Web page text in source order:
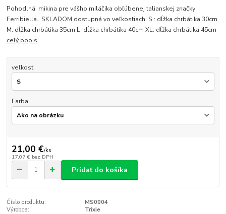
Pohodlná mikina pre vášho miláčika obľúbenej talianskej značky
Ferribiella. SKLADOM dostupná vo veľkostiach: S : dĺžka chrbátika 30cm
M: dĺžka chrbátika 35cm L: dĺžka chrbátika 40cm XL: dĺžka chrbátika 45cm
celý popis
veľkosť
Farba
21,00 €/ks
17,07 € bez DPH
Pridať do košíka
Číslo produktu:
MS0004
Výrobca:
Trixie